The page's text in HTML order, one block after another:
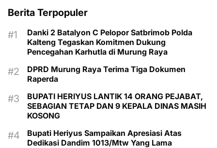
Berita Terpopuler
Danki 2 Batalyon C Pelopor Satbrimob Polda
Kalteng Tegaskan Komitmen Dukung
Pencegahan Karhutla di Murung Raya
DPRD Murung Raya Terima Tiga Dokumen
Raperda
BUPATI HERIYUS LANTIK 14 ORANG PEJABAT,
SEBAGIAN TETAP DAN 9 KEPALA DINAS MASIH
KOSONG
Bupati Heriyus Sampaikan Apresiasi Atas
Dedikasi Dandim 1013/Mtw Yang Lama